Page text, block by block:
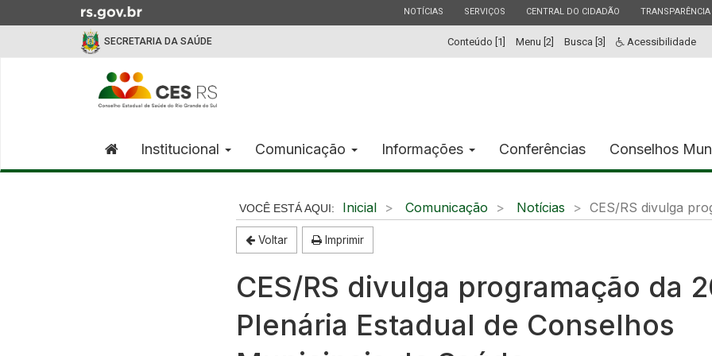
para
ESTADO
NOTÍCIAS ESTADO
SERVIÇOS ESTADO
CENTRAL DO CIDADÃO ESTADO
TRANSPARÊNCIA
SECRETARIA DA SAÚDE Conteúdo [1] Menu [2] Busca [3] Acessibilidade
Institucional Comunicação Informações Conferências Conselhos
Inicial Comunicação Notícias CES/RS divulga
Voltar Imprimir
CES/RS divulga programação da
Plenária Estadual de Conselhos